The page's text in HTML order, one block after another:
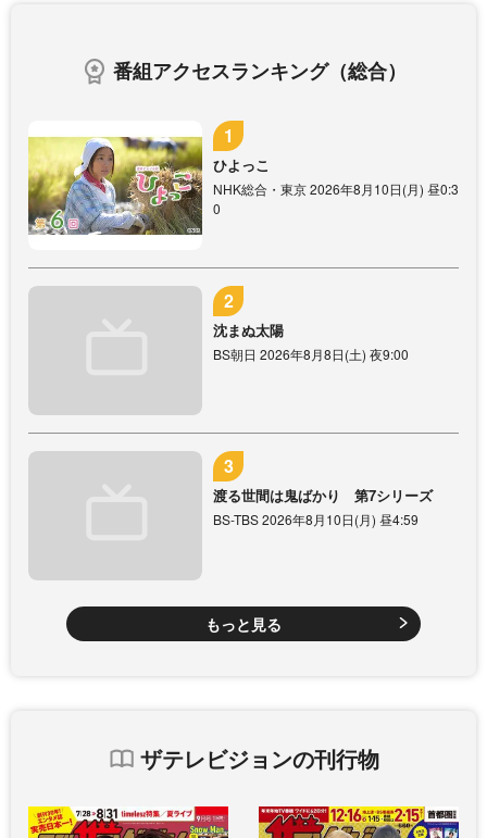
番組アクセスランキング（総合）
ひよっこ
NHK総合・東京 2026年8月10日(月) 昼0:3
0
沈まぬ太陽
BS朝日 2026年8月8日(土) 夜9:00
渡る世間は鬼ばかり 第7シリーズ
BS-TBS 2026年8月10日(月) 昼4:59
もっと見る
ザテレビジョンの刊行物